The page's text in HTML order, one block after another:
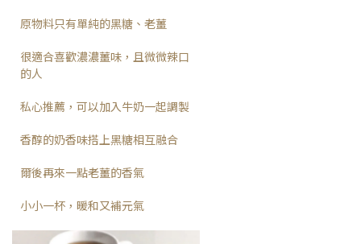
原物料只有單純的黑糖、老薑
很適合喜歡濃濃薑味，且微微辣口
的人
私心推薦，可以加入牛奶一起調製
香醇的奶香味搭上黑糖相互融合
爾後再來一點老薑的香氣
小小一杯，暖和又補元氣